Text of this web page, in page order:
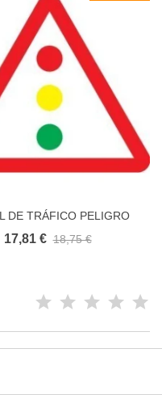
Añadir al carrito
DE TRÁFICO PELIGRO
SEMÁFORO
17,81 € 18,75 €